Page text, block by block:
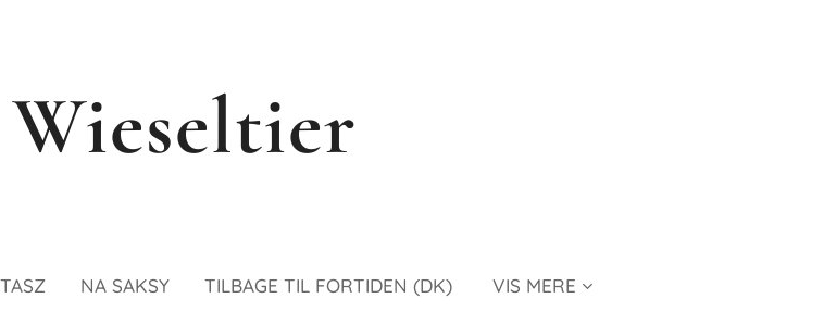
NA SAKSY TILBAGE TIL FORTIDEN (DK) VIS MERE